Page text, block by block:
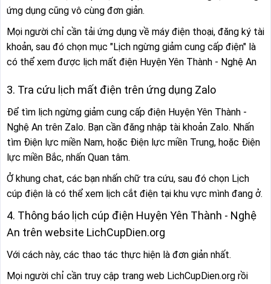
ứng dụng cũng vô cùng đơn giản.
Mọi người chỉ cần tải ứng dụng về máy điện thoại, đăng ký tài
khoản, sau đó chọn mục "Lịch ngừng giảm cung cấp điện" là
có thể xem được lịch mất điện Huyện Yên Thành - Nghệ An
3. Tra cứu lịch mất điện trên ứng dụng Zalo
Để tìm lịch ngừng giảm cung cấp điện Huyện Yên Thành -
Nghệ An trên Zalo. Bạn cần đăng nhập tài khoản Zalo. Nhấn
tìm Điện lực miền Nam, hoặc Điện lực miền Trung, hoặc Điện
lực miền Bắc, nhấn Quan tâm.
Ở khung chat, các bạn nhấn chữ tra cứu, sau đó chọn Lịch
cúp điện là có thể xem lịch cắt điện tại khu vực mình đang ở.
4. Thông báo lịch cúp điện Huyện Yên Thành - Nghệ
An trên website LichCupDien.org
Với cách này, các thao tác thực hiện là đơn giản nhất.
Mọi người chỉ cần truy cập trang web LichCupDien.org rồi